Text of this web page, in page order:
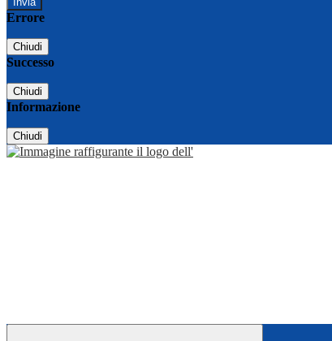
Errore
Chiudi
Successo
Chiudi
Informazione
Chiudi